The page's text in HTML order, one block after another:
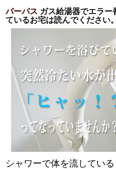
パーパス ガス給湯器でエラー
ているお宅は読んでください。
シャワーで体を流してい